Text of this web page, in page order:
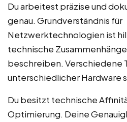
Du arbeitest präzise und
genau. Grundverständnis für
Netzwerktechnologien ist
technische
beschreiben. Verschiedene
unterschiedlicher Hardware
Du besitzt technische
Optimierung. Deine